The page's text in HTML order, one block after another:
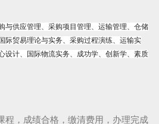
与供应管理、采购项目管理、运输管理、仓储
际贸易理论与实务、采购过程演练、运输实
设计、国际物流实务、成功学、创新学、素质
程，成绩合格，缴清费用，办理完成